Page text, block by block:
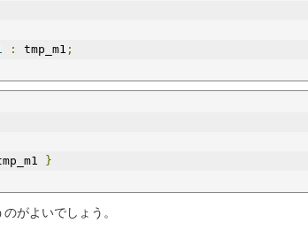
: tmp_m1 ;
}
がよいでしょう。